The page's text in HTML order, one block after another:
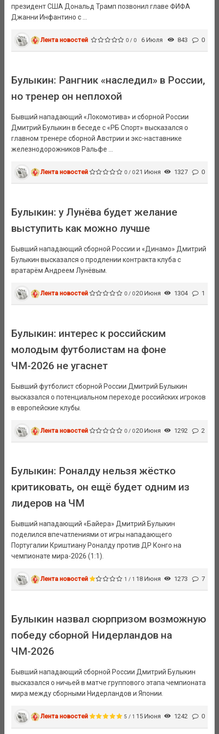
президент США Дональд Трамп позвонил главе ФИФА
Джанни Инфантино с ...
Лента новостей 0 / 0 6 Июля 843 0
Булыкин: Рангник «наследил» в России,
но тренер он неплохой
Бывший нападающий «Локомотива» и сборной России
Дмитрий Булыкин в беседе с «РБ Спорт» высказался о
главном тренере сборной Австрии и экс-наставнике
железнодорожников Ральфе ...
Лента новостей 0 / 021 Июня 1327 0
Булыкин: у Лунёва будет желание
выступить как можно лучше
Бывший нападающий сборной России и «Динамо» Дмитрий
Булыкин высказался о продлении контракта клуба с
вратарём Андреем Лунёвым.
Лента новостей 0 / 020 Июня 1304 1
Булыкин: интерес к российским
молодым футболистам на фоне
ЧМ-2026 не угаснет
Бывший футболист сборной России Дмитрий Булыкин
высказался о потенциальном переходе российских игроков
в европейские клубы.
Лента новостей 0 / 020 Июня 1292 2
Булыкин: Роналду нельзя жёстко
критиковать, он ещё будет одним из
лидеров на ЧМ
Бывший нападающий «Байера» Дмитрий Булыкин
поделился впечатлениями от игры нападающего
Португалии Криштиану Роналду против ДР Конго на
чемпионате мира-2026 (1:1).
Лента новостей 1 / 1 18 Июня 1273 7
Булыкин назвал сюрпризом возможную
победу сборной Нидерландов на
ЧМ-2026
Бывший нападающий сборной России Дмитрий Булыкин
высказался о ничьей в матче группового этапа чемпионата
мира между сборными Нидерландов и Японии.
Лента новостей 5 / 1 15 Июня 1242 0